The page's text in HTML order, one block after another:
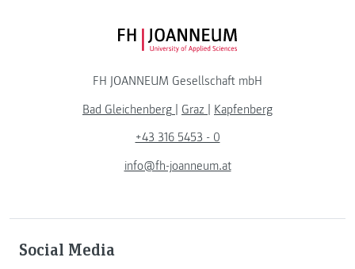
FH JOANNEUM Logo
FH JOANNEUM Gesellschaft mbH
Bad Gleichenberg | Graz | Kapfenberg
+43 316 5453 - 0
info@fh-joanneum.at
Social Media